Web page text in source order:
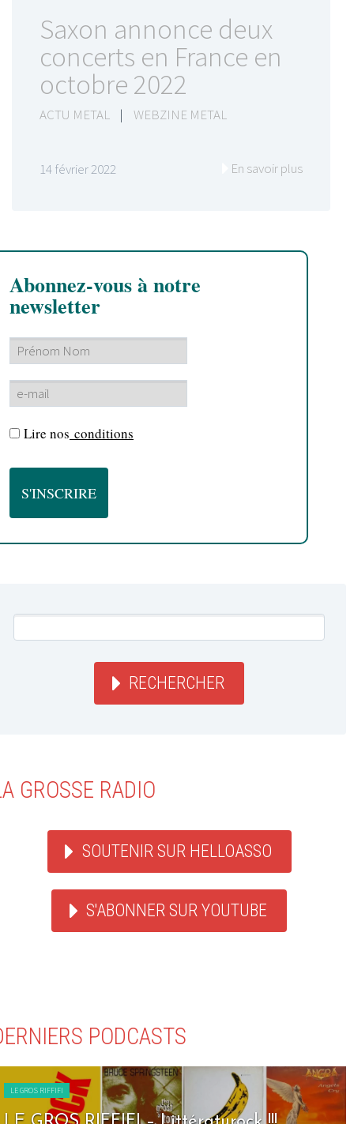
Saxon annonce deux
concerts en France en
octobre 2022
ACTU METAL | WEBZINE METAL
14 février 2022 En savoir plus
Abonnez-vous à notre
newsletter
Lire nos conditions
RECHERCHER
GROSSE RADIO
SOUTENIR SUR HELLOASSO
S'ABONNER SUR YOUTUBE
PODCASTS
LE GROS RIFFIFI